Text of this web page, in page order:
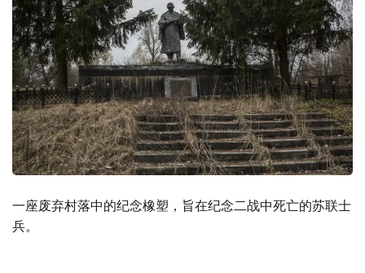
一座废弃村落中的纪念橡塑，旨在纪念二战中死亡的苏联士
兵。